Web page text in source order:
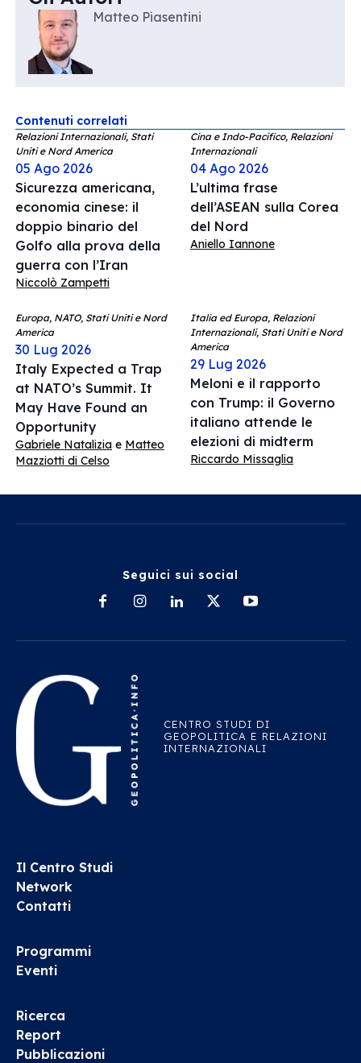
Matteo Piasentini
Contenuti correlati
Relazioni Internazionali, Stati
Uniti e Nord America
05 Ago 2026
Sicurezza americana,
economia cinese: il
doppio binario del
Golfo alla prova della
guerra con l’Iran
Niccolò Zampetti
Cina e Indo-Pacifico, Relazioni
Internazionali
04 Ago 2026
L’ultima frase
dell’ASEAN sulla Corea
del Nord
Aniello Iannone
Europa, NATO, Stati Uniti e Nord
America
30 Lug 2026
Italy Expected a Trap
at NATO’s Summit. It
May Have Found an
Opportunity
Gabriele Natalizia e Matteo
Mazziotti di Celso
Italia ed Europa, Relazioni
Internazionali, Stati Uniti e Nord
America
29 Lug 2026
Meloni e il rapporto
con Trump: il Governo
italiano attende le
elezioni di midterm
Riccardo Missaglia
Seguici sui social
CENTRO STUDI DI
GEOPOLITICA E RELAZIONI
INTERNAZIONALI
Il Centro Studi
Network
Contatti
Programmi
Eventi
Ricerca
Report
Pubblicazioni